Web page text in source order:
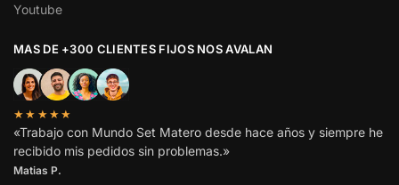
Youtube
MAS DE +300 CLIENTES FIJOS NOS AVALAN
★★★★★
«Trabajo con Mundo Set Matero desde hace años y siempre he
recibido mis pedidos sin problemas.»
Matias P.